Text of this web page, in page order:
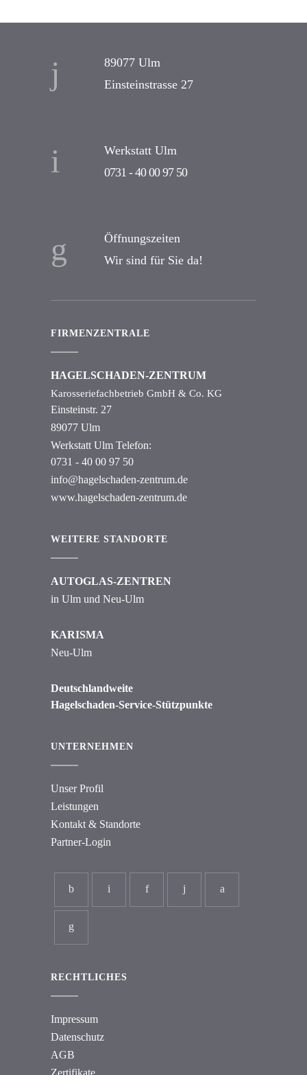
89077 Ulm
Einsteinstrasse 27
Werkstatt Ulm
0731 - 40 00 97 50
Öffnungszeiten
Wir sind für Sie da!
FIRMENZENTRALE
HAGELSCHADEN-ZENTRUM
Karosseriefachbetrieb GmbH & Co. KG
Einsteinstr. 27
89077 Ulm
Werkstatt Ulm Telefon:
0731 - 40 00 97 50
info@hagelschaden-zentrum.de
www.hagelschaden-zentrum.de
WEITERE STANDORTE
AUTOGLAS-ZENTREN
in Ulm und Neu-Ulm
KARISMA
Neu-Ulm
Deutschlandweite
Hagelschaden-Service-Stützpunkte
UNTERNEHMEN
Unser Profil
Leistungen
Kontakt & Standorte
Partner-Login
RECHTLICHES
Impressum
Datenschutz
AGB